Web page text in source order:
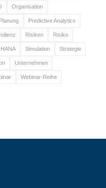
Organisation
Planung Predictive Analytics
Risiken Risiko
Simulation Strategie
Unternehmen
Webinar-Reihe